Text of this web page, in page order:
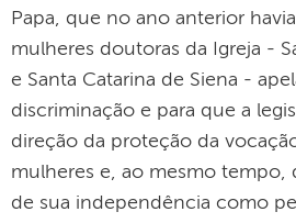
Papa, que no ano anterior
mulheres doutoras da Igreja -
e Santa Catarina de Siena -
discriminação e para que a
direção da proteção da
mulheres e, ao mesmo
de sua independência como